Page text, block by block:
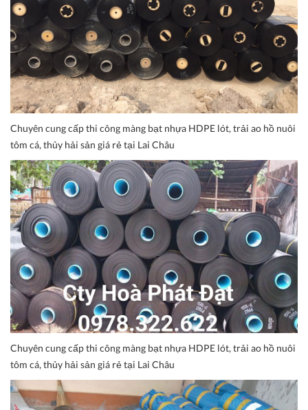
Chuyên cung cấp thi công màng bạt nhựa HDPE lót, trải ao hồ nuôi
tôm cá, thủy hải sản giá rẻ tại Lai Châu
Chuyên cung cấp thi công màng bạt nhựa HDPE lót, trải ao hồ nuôi
tôm cá, thủy hải sản giá rẻ tại Lai Châu